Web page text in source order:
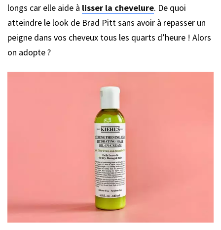
longs car elle aide à lisser la chevelure. De quoi
atteindre le look de Brad Pitt sans avoir à repasser un
peigne dans vos cheveux tous les quarts d’heure ! Alors
on adopte ?